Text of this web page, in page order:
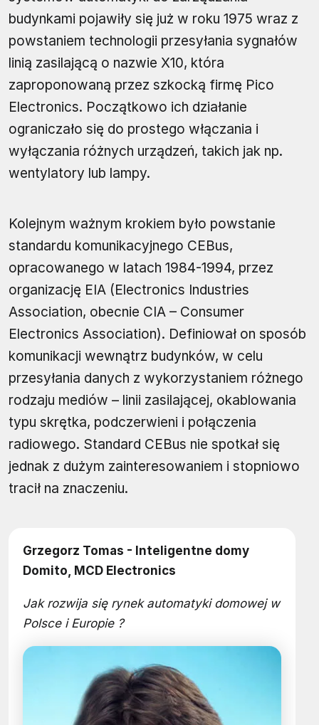
budynkami pojawiły się już w roku 1975 wraz z
powstaniem technologii przesyłania sygnałów
linią zasilającą o nazwie X10, która
zaproponowaną przez szkocką firmę Pico
Electronics. Początkowo ich działanie
ograniczało się do prostego włączania i
wyłączania różnych urządzeń, takich jak np.
wentylatory lub lampy.
Kolejnym ważnym krokiem było powstanie
standardu komunikacyjnego CEBus,
opracowanego w latach 1984-1994, przez
organizację EIA (Electronics Industries
Association, obecnie CIA – Consumer
Electronics Association). Definiował on sposób
komunikacji wewnątrz budynków, w celu
przesyłania danych z wykorzystaniem różnego
rodzaju mediów – linii zasilającej, okablowania
typu skrętka, podczerwieni i połączenia
radiowego. Standard CEBus nie spotkał się
jednak z dużym zainteresowaniem i stopniowo
tracił na znaczeniu.
Grzegorz Tomas - Inteligentne domy
Domito, MCD Electronics
Jak rozwija się rynek automatyki domowej w
Polsce i Europie ?